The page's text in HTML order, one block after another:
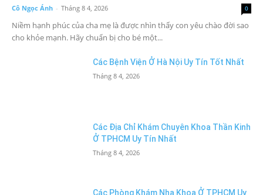
Cô Ngọc Ánh - Tháng 8 4, 2026 0
Niềm hạnh phúc của cha mẹ là được nhìn thấy con yêu chào đời sao
cho khỏe mạnh. Hãy chuẩn bị cho bé một...
Các Bệnh Viện Ở Hà Nội Uy Tín Tốt Nhất
Tháng 8 4, 2026
Các Địa Chỉ Khám Chuyên Khoa Thần Kinh
Ở TPHCM Uy Tín Nhất
Tháng 8 4, 2026
Các Phòng Khám Nha Khoa Ở TPHCM Uy